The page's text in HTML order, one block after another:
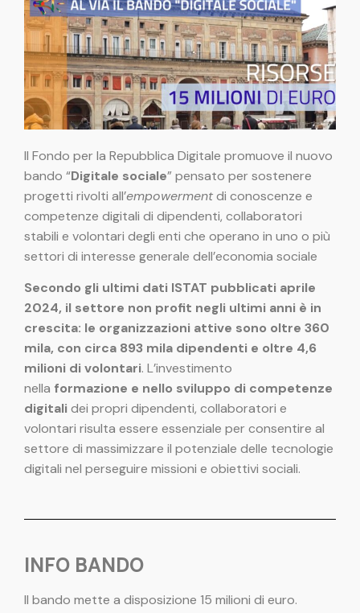
Il Fondo per la Repubblica Digitale promuove il nuovo
bando “Digitale sociale” pensato per sostenere
progetti rivolti all’empowermentdi conoscenze e
competenze digitali di dipendenti, collaboratori
stabili e volontari degli enti che operano in uno o più
settori di interesse generale dell’economia sociale
Secondo gli ultimi dati ISTAT pubblicati aprile
2024, il settore non profit negli ultimi anni è in
crescita: le organizzazioni attive sono oltre 360
mila, con circa 893 mila dipendenti e oltre 4,6
milioni di volontari. L’investimento
nella formazione e nello sviluppo di competenze
digitalidei propri dipendenti, collaboratori e
volontari risulta essere essenziale per consentire al
settore di massimizzare il potenziale delle tecnologie
digitali nel perseguire missioni e obiettivi sociali.
INFO BANDO
Il bando mette a disposizione 15 milioni di euro.